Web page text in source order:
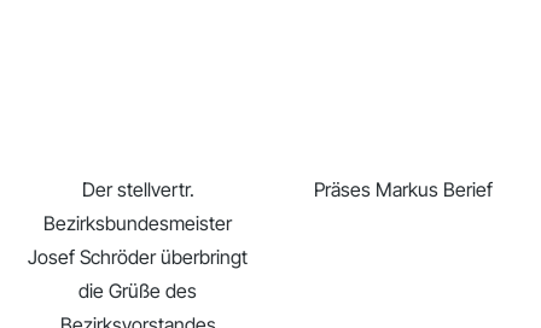
Der stellvertr.
Bezirksbundesmeister
Josef Schröder überbringt
die Grüße des
Präses Markus Berief